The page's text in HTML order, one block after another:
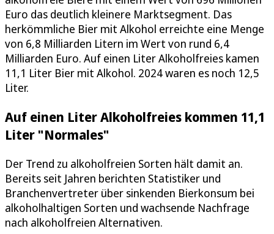
Euro das deutlich kleinere Marktsegment. Das
herkömmliche Bier mit Alkohol erreichte eine Menge
von 6,8 Milliarden Litern im Wert von rund 6,4
Milliarden Euro. Auf einen Liter Alkoholfreies kamen
11,1 Liter Bier mit Alkohol. 2024 waren es noch 12,5
Liter.
Auf einen Liter Alkoholfreies kommen 11,1
Liter "Normales"
Der Trend zu alkoholfreien Sorten hält damit an.
Bereits seit Jahren berichten Statistiker und
Branchenvertreter über sinkenden Bierkonsum bei
alkoholhaltigen Sorten und wachsende Nachfrage
nach alkoholfreien Alternativen.